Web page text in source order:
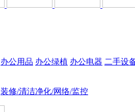
办公用品 办公绿植 办公电器 二手设
装修/清洁净化/网络/监控